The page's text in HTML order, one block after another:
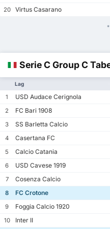
20
Virtus Casarano
*
Serie C Group C
Lag
1 USD Audace Cerignola
2
FC Bari 1908
3
SS Barletta Calcio
4
Casertana FC
5
Calcio Catania
6
USD Cavese 1919
7
Cosenza Calcio
8
FC Crotone
9
Foggia Calcio 1920
10
Inter II